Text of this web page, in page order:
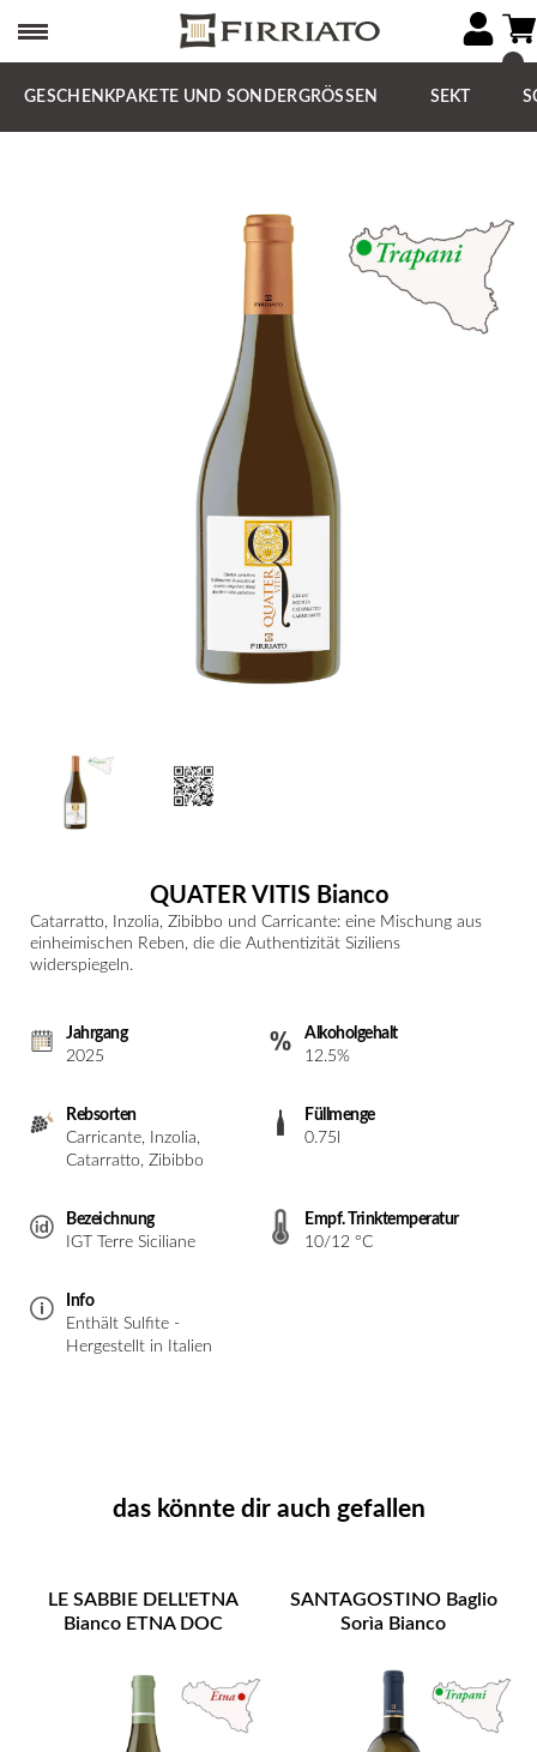
GESCHENKPAKETE UND SONDERGRÖSSEN SEKT
QUATER VITIS Bianco
Catarratto, Inzolia, Zibibbo und Carricante: eine Mischung aus
einheimischen Reben, die die Authentizität Siziliens
widerspiegeln.
Jahrgang
2025
Alkoholgehalt
12.5%
Rebsorten
Carricante, Inzolia,
Catarratto, Zibibbo
Füllmenge
0.75l
Bezeichnung
IGT Terre Siciliane
Empf. Trinktemperatur
10/12 °C
Info
Enthält Sulfite -
Hergestellt in Italien
das könnte dir auch gefallen
LE SABBIE DELL'ETNA
Bianco ETNA DOC
SANTAGOSTINO Baglio
Sorìa Bianco